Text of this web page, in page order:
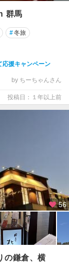
群馬
#冬旅
応援キャンペーン
by ちーちゃんさん
投稿日：１年以上前
56
の鎌倉、横